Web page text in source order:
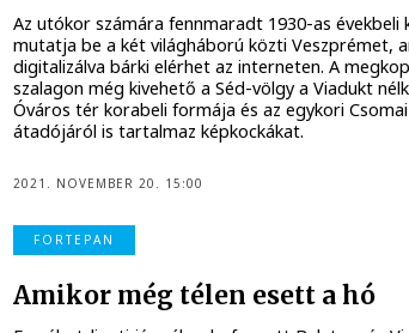
Az utókor számára fennmaradt 1930-as évekbeli
mutatja be a két világháború közti Veszprémet,
digitalizálva bárki elérhet az interneten. A
szalagon még kivehető a Séd-völgy a Viadukt
Óváros tér korabeli formája és az egykori
átadójáról is tartalmaz képkockákat.
2021. NOVEMBER 20. 15:00
FORTEPAN
Amikor még télen esett a hó